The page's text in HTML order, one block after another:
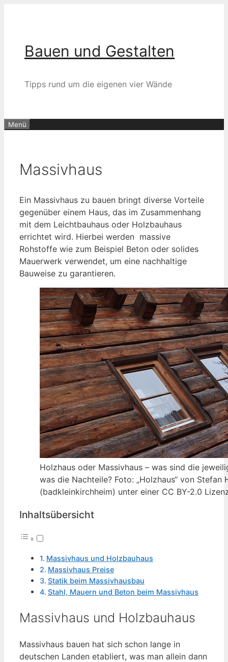
Bauen und Gestalten
Tipps rund um die eigenen vier Wände
Menü
Massivhaus
Ein Massivhaus zu bauen bringt diverse Vorteile
gegenüber einem Haus, das im Zusammenhang
mit dem Leichtbauhaus oder Holzbauhaus
errichtet wird. Hierbei werden massive
Rohstoffe wie zum Beispiel Beton oder solides
Mauerwerk verwendet, um eine nachhaltige
Bauweise zu garantieren.
Holzhaus oder Massivhaus – was sind die
was die Nachteile? Foto: „Holzhaus“ von Stefan
(badkleinkirchheim) unter einer CC BY-2.0
Inhaltsübersicht
Massivhaus und Holzbauhaus
Massivhaus Preise
Statik beim Massivhausbau
Stahl, Mauern und Beton beim Massivhaus
Massivhaus und Holzbauhaus
Massivhaus bauen hat sich schon lange in
deutschen Landen etabliert, was man allein dann